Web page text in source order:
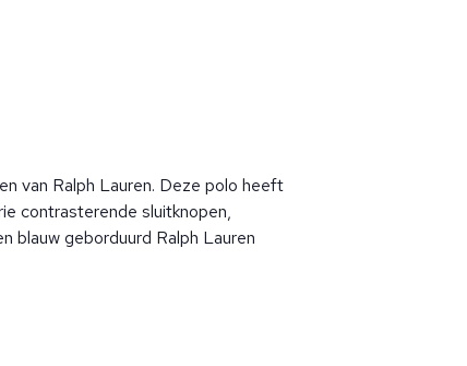
van Ralph Lauren. Deze polo heeft
contrasterende sluitknopen,
blauw geborduurd Ralph Lauren